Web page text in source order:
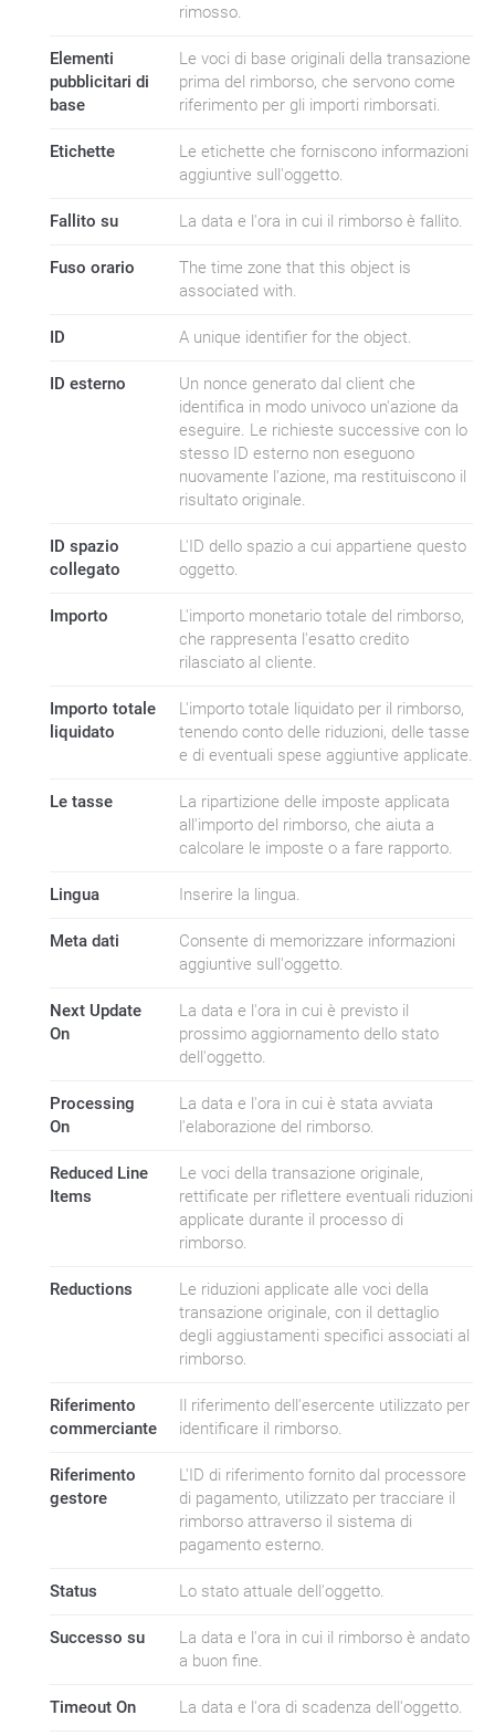
rimosso.
Elementi
pubblicitari di
base
Le voci di base originali della transazione
prima del rimborso, che servono come
riferimento per gli importi rimborsati.
Etichette
Le etichette che forniscono informazioni
aggiuntive sull'oggetto.
Fallito su La data e l'ora in cui il rimborso è fallito.
Fuso orario
The time zone that this object is
associated with.
ID A unique identifier for the object.
ID esterno
Un nonce generato dal client che
identifica in modo univoco un'azione da
eseguire. Le richieste successive con lo
stesso ID esterno non eseguono
nuovamente l'azione, ma restituiscono il
risultato originale.
ID spazio
collegato
L'ID dello spazio a cui appartiene questo
oggetto.
Importo
L'importo monetario totale del rimborso,
che rappresenta l'esatto credito
rilasciato al cliente.
Importo totale
liquidato
L'importo totale liquidato per il rimborso,
tenendo conto delle riduzioni, delle tasse
e di eventuali spese aggiuntive applicate.
Le tasse
La ripartizione delle imposte applicata
all'importo del rimborso, che aiuta a
calcolare le imposte o a fare rapporto.
Lingua Inserire la lingua.
Meta dati
Consente di memorizzare informazioni
aggiuntive sull'oggetto.
Next Update
On
La data e l'ora in cui è previsto il
prossimo aggiornamento dello stato
dell'oggetto.
Processing
On
La data e l'ora in cui è stata avviata
l'elaborazione del rimborso.
Reduced Line
Items
Le voci della transazione originale,
rettificate per riflettere eventuali riduzioni
applicate durante il processo di
rimborso.
Reductions
Le riduzioni applicate alle voci della
transazione originale, con il dettaglio
degli aggiustamenti specifici associati al
rimborso.
Riferimento
commerciante
Il riferimento dell'esercente utilizzato per
identificare il rimborso.
Riferimento
gestore
L'ID di riferimento fornito dal processore
di pagamento, utilizzato per tracciare il
rimborso attraverso il sistema di
pagamento esterno.
Status Lo stato attuale dell'oggetto.
Successo su
La data e l'ora in cui il rimborso è andato
a buon fine.
Timeout On La data e l'ora di scadenza dell'oggetto.